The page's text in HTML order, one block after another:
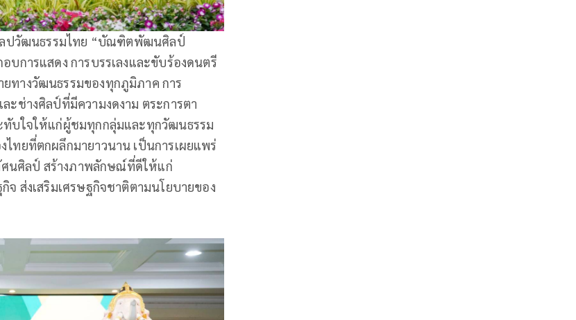
ลปวัฒนธรรมไทย “บัณฑิตพัฒนศิลป์
การแสดง การบรรเลงและขับร้องดนตรี
ทางวัฒนธรรมของทุกภูมิภาค การ
ช่างศิลป์ที่มีความงดงาม ตระการตา
ทับใจให้แก่ผู้ชมทุกกลุ่มและทุกวัฒนธรรม
ทยที่ตกผลึกมายาวนาน เป็นการเผยแพร่
ศนศิลป์ สร้างภาพลักษณ์ที่ดีให้แก่
จ ส่งเสริมเศรษฐกิจชาติตามนโยบายของ